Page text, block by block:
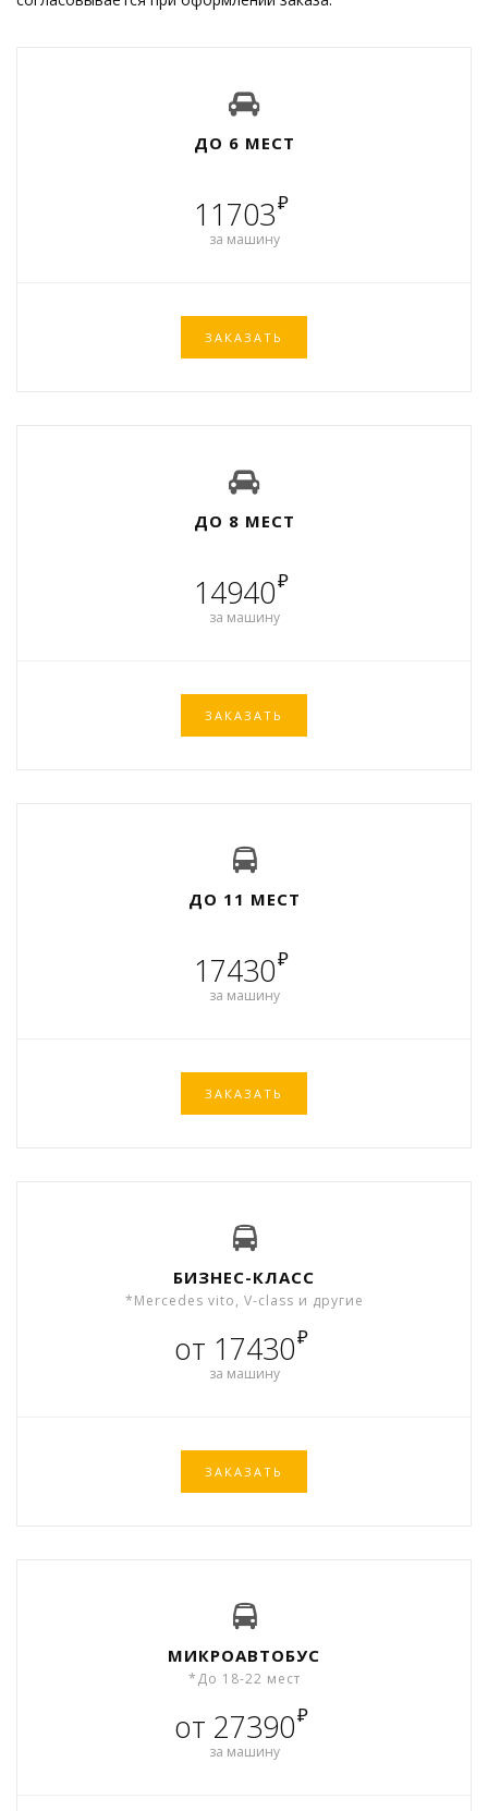
ДО 6 МЕСТ
11703₽
за машину
ЗАКАЗАТЬ
ДО 8 МЕСТ
14940₽
за машину
ЗАКАЗАТЬ
ДО 11 МЕСТ
17430₽
за машину
ЗАКАЗАТЬ
БИЗНЕС-КЛАСС
*Mercedes vito, V-class и другие
от 17430₽
за машину
ЗАКАЗАТЬ
МИКРОАВТОБУС
*До 18-22 мест
от 27390₽
за машину